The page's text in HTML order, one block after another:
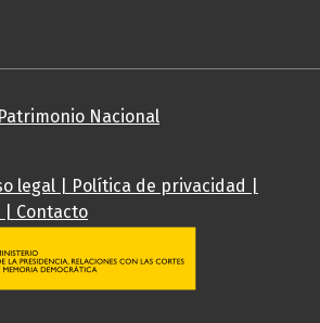
Patrimonio Nacional
legal Política de privacidad
Contacto